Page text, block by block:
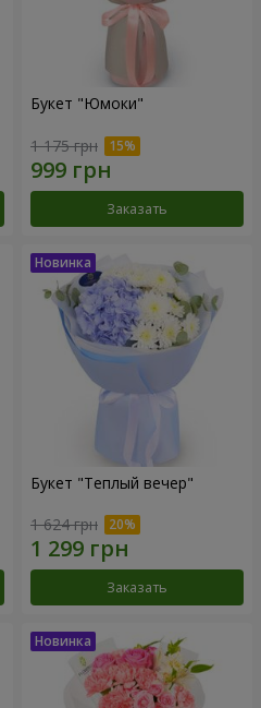
Букет "Юмоки"
1 175 грн
Заказать
Букет "Теплый вечер"
1 624 грн
Заказать